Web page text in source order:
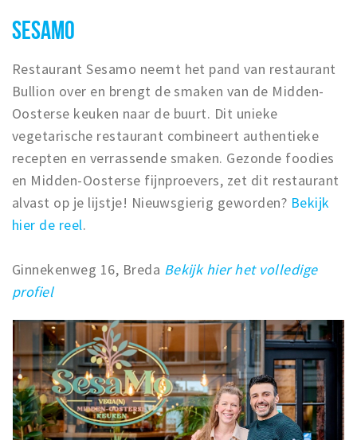
SESAMO
Restaurant Sesamo neemt het pand van restaurant
Bullion over en brengt de smaken van de Midden-
Oosterse keuken naar de buurt. Dit unieke
vegetarische restaurant combineert authentieke
recepten en verrassende smaken. Gezonde foodies
en Midden-Oosterse fijnproevers, zet dit restaurant
alvast op je lijstje! Nieuwsgierig geworden? Bekijk
hier de reel.
Ginnekenweg 16, Breda Bekijk hier het volledige
profiel